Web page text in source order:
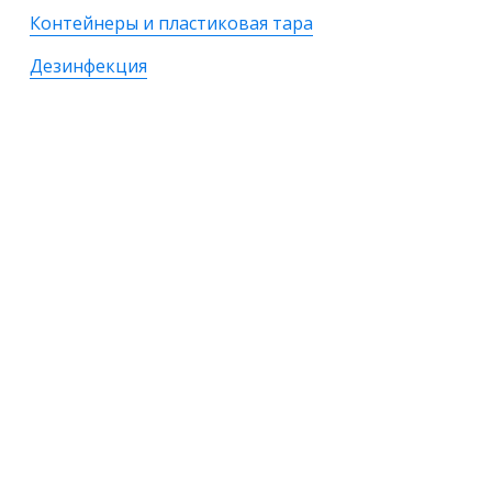
Контейнеры и пластиковая тара
Дезинфекция